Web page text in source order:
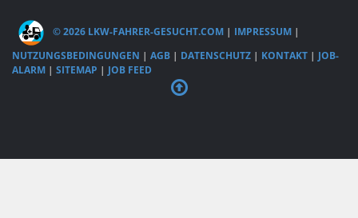
© 2026 LKW-FAHRER-GESUCHT.COM | IMPRESSUM |
NUTZUNGSBEDINGUNGEN | AGB | DATENSCHUTZ | KONTAKT | JOB-
ALARM | SITEMAP | JOB FEED